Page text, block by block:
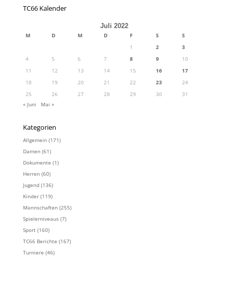
TC66 Kalender
Juli 2022
M D M D F S
S
1
2
3
4
5 6 7 8 9
10
11
12 13 14 15 16
17
18
19 20 21 22 23
24
25
26 27 28 29 30
31
« Juni
Mai »
Kategorien
Allgemein(171)
Damen(61)
Dokumente (1)
Herren(60)
Jugend(136)
Kinder(119)
Mannschaften(255)
Spielerniveaus(7)
Sport(160)
TC66 Berichte (167)
Turniere (46)